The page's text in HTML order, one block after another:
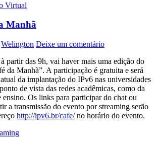
Virtual
Manhã
Welington Deixe um comentário
partir das 9h, vai haver mais uma edição do
da Manhã”. A participação é gratuita e será
da implantação do IPv6 nas universidades
de vista das redes acadêmicas, como da
ensino. Os links para participar do chat ou
a transmissão do evento por streaming serão
http://ipv6.br/cafe/no horário do evento.